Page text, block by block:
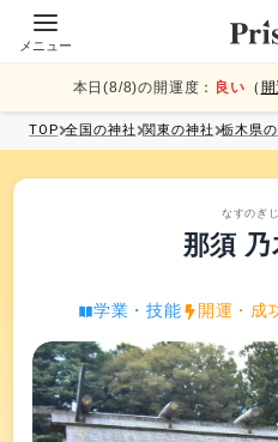
メニュー
本日(8/8)の開運度： 良い （
TOP 全国の神社 関東の神社 栃木県
なすのぎ
那須
学業・技能 開運・成